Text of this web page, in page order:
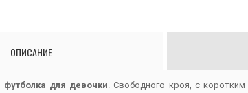
ОПИСАНИЕ
футболка для девочки. Свободного кроя, с коротким